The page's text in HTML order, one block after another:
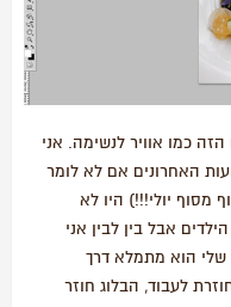
הזה כמו אוויר לנשימה. אני
האחרונים אם לא לומר
מסוף יולי!!!) היו לא
אבל בין לבין אני
שלי הוא מתמלא דרך
לעבוד, הבלוג חוזר